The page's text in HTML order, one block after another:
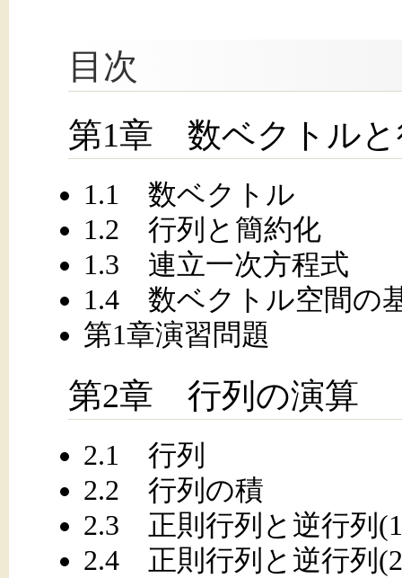
目次
第1章 数ベクトルと
1.1 数ベクトル
1.2 行列と簡約化
1.3 連立一次方程式
1.4 数ベクトル空間の
第1章演習問題
第2章 行列の演算
2.1 行列
2.2 行列の積
2.3 正則行列と逆行列
2.4 正則行列と逆行列